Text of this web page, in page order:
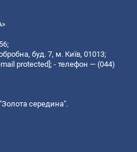
буд. 7, м. Київ, 01013;
protected] ; - телефон — (044)
середина".